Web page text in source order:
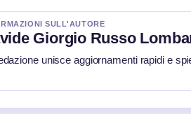
SULL'AUTORE
Giorgio Russo
unisce aggiornamenti rapidi e